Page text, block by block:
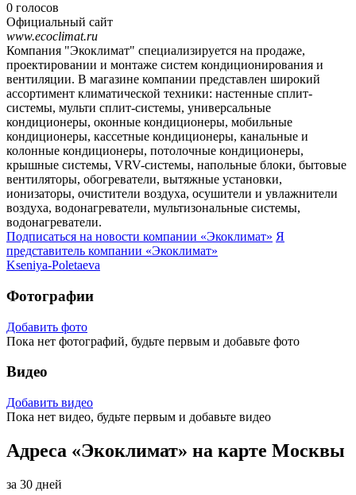
0 голосов
Официальный сайт
www.ecoclimat.ru
Компания "Экоклимат" специализируется на продаже,
проектировании и монтаже систем кондиционирования и
вентиляции. В магазине компании представлен широкий
ассортимент климатической техники: настенные сплит-
системы, мульти сплит-системы, универсальные
кондиционеры, оконные кондиционеры, мобильные
кондиционеры, кассетные кондиционеры, канальные и
колонные кондиционеры, потолочные кондиционеры,
крышные системы, VRV-системы, напольные блоки, бытовые
вентиляторы, обогреватели, вытяжные установки,
ионизаторы, очистители воздуха, осушители и увлажнители
воздуха, водонагреватели, мультизональные системы,
водонагреватели.
Подписаться на новости компании «Экоклимат» Я
представитель компании «Экоклимат»
Kseniya-Poletaeva
Фотографии
Добавить фото
Пока нет фотографий, будьте первым и добавьте фото
Видео
Добавить видео
Пока нет видео, будьте первым и добавьте видео
Адреса «Экоклимат» на карте Москвы
за 30 дней